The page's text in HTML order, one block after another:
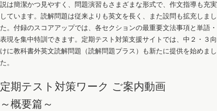
説は簡潔かつ見やすく、問題演習もさまざまな形式で、作文指導も充実
しています。読解問題は従来よりも英文を長く、また設問も拡充しまし
た。付録のスコアアップでは、各セクションの最重要文法事項と単語・
表現を集中特訓できます。定期テスト対策支援サイトでは、中２・３向
けに教科書外英文読解問題（読解問題プラス）も新たに提供を始めまし
た。
定期テスト対策ワーク ご案内動画
～概要篇～